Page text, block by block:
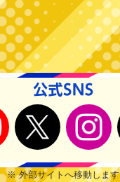
※ 外部サイトへ移動します